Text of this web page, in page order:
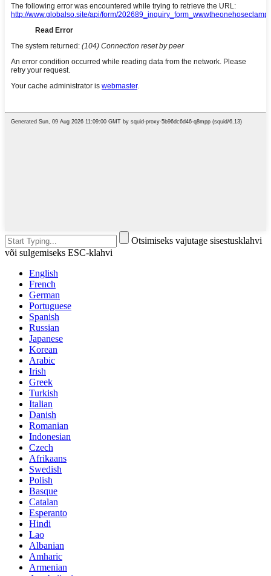
Otsimiseks vajutage sisestusklahvi
või sulgemiseks ESC-klahvi
English
French
German
Portuguese
Spanish
Russian
Japanese
Korean
Arabic
Irish
Greek
Turkish
Italian
Danish
Romanian
Indonesian
Czech
Afrikaans
Swedish
Polish
Basque
Catalan
Esperanto
Hindi
Lao
Albanian
Amharic
Armenian